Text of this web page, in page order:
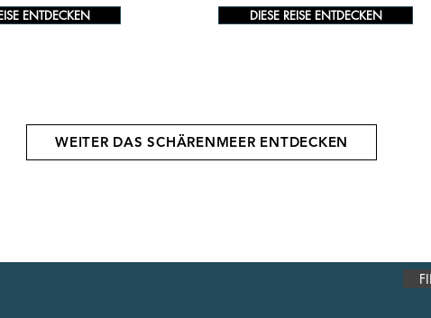
ENTDECKEN DIESE REISE ENTDECKEN
WEITER DAS SCHÄRENMEER ENTDECKEN